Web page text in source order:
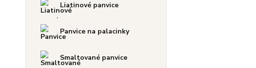
Liatinové panvice
Panvice na palacinky
Smaltované panvice